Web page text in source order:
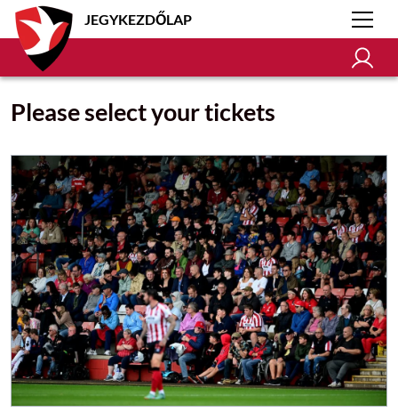
JEGYKEZDŐLAP
Please select your tickets